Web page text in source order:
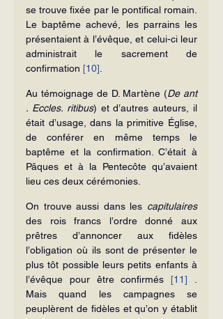
se trouve fixée par le pontifical romain.
Le baptême achevé, les parrains les
présentaient à l’évêque, et celui-ci leur
administrait le sacrement de
confirmation [10]
Au témoignage de D. Martène (De ant
. Eccles. ritibus) et d’autres auteurs, il
était d’usage, dans la primitive Église,
de conférer en même temps le
baptême et la confirmation. C’était à
Pâques et à la Pentecôte qu’avaient
lieu ces deux cérémonies.
On trouve aussi dans les capitulaires
des rois francs l’ordre donné aux
prêtres d’annoncer aux fidèles
l’obligation où ils sont de présenter le
plus tôt possible leurs petits enfants à
l’évêque pour être confirmés [11]
Mais quand les campagnes se
peuplèrent de fidèles et qu’on y établit